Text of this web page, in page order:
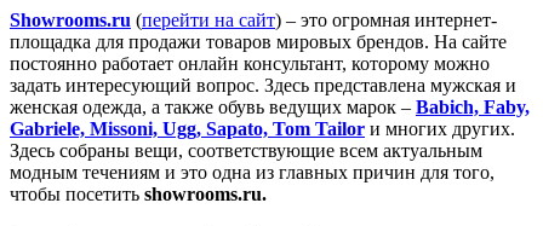
Showrooms.ru (перейти на сайт) – это огромная интернет-
площадка для продажи товаров мировых брендов. На сайте
постоянно работает онлайн консультант, которому можно
задать интересующий вопрос. Здесь представлена мужская и
женская одежда, а также обувь ведущих марок – Babich, Faby,
Gabriele, Missoni, Ugg, Sapato, Tom Tailor и многих других.
Здесь собраны вещи, соответствующие всем актуальным
модным течениям и это одна из главных причин для того,
чтобы посетить showrooms.ru.